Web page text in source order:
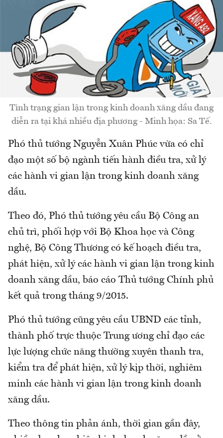
Tình trạng gian lận trong kinh doanh xăng dầu đang
diễn ra tại khá nhiều địa phương - Minh họa: Sa Tế.
Phó thủ tướng Nguyễn Xuân Phúc vừa có chỉ
đạo một số bộ ngành tiến hành điều tra, xử lý
các hành vi gian lận trong kinh doanh xăng
dầu.
Theo đó, Phó thủ tướng yêu cầu Bộ Công an
chủ trì, phối hợp với Bộ Khoa học và Công
nghệ, Bộ Công Thương có kế hoạch điều tra,
phát hiện, xử lý các hành vi gian lận trong kinh
doanh xăng dầu, báo cáo Thủ tướng Chính phủ
kết quả trong tháng 9/2015.
Phó thủ tướng cũng yêu cầu UBND các tỉnh,
thành phố trực thuộc Trung ương chỉ đạo các
lực lượng chức năng thường xuyên thanh tra,
kiểm tra để phát hiện, xử lý kịp thời, nghiêm
minh các hành vi gian lận trong kinh doanh
xăng dầu.
Theo thông tin phản ánh, thời gian gần đây,